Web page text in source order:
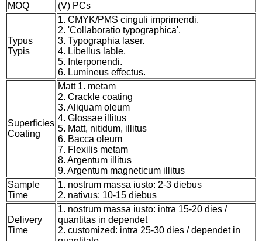
MOQ
(V) PCs
Typus
Typis
1. CMYK/PMS cinguli imprimendi.
2. 'Collaboratio typographica'.
3. Typographia laser.
4. Libellus lable.
5. Interponendi.
6. Lumineus effectus.
Superficies
Coating
Matt 1. metam
2. Crackle coating
3. Aliquam oleum
4. Glossae illitus
5. Matt, nitidum, illitus
6. Bacca oleum
7. Flexilis metam
8. Argentum illitus
9. Argentum magneticum illitus
Sample
Time
1. nostrum massa iusto: 2-3 diebus
2. nativus: 10-15 diebus
Delivery
Time
1. nostrum massa iusto: intra 15-20 dies /
quantitas in dependet
2. customized: intra 25-30 dies / dependet in